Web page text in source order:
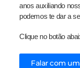
anos auxiliando
podemos te dar a
Clique no botão
Falar com